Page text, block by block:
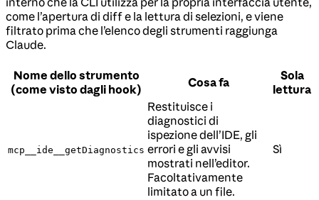
come l’apertura di diff e la lettura di selezioni, e viene
filtrato prima che l’elenco degli strumenti raggiunga
Claude.
Nome dello strumento
(come visto dagli hook)
Cosa fa
Sola
lettura
mcp__ide__getDiagnostics
Restituisce i
diagnostici di
ispezione dell’IDE, gli
errori e gli avvisi
mostrati nell’editor.
Facoltativamente
limitato a un file.
Sì